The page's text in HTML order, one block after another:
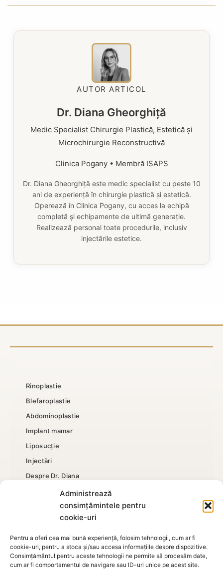
Administrează
consimțămintele pentru
cookie-uri
Pentru a oferi cea mai bună experiență, folosim tehnologii, cum ar fi
cookie-uri, pentru a stoca și/sau accesa informațiile despre dispozitive.
Consimțământul pentru aceste tehnologii ne permite să procesăm date,
cum ar fi comportamentul de navigare sau ID-uri unice pe acest site.
AUTOR ARTICOL
Dr. Diana Gheorghiță
Medic Specialist Chirurgie Plastică, Estetică și
Microchirurgie Reconstructivă
Clinica Pogany • Membră ISAPS
Dr. Diana Gheorghiță este medic specialist cu peste 10
ani de experiență în chirurgie plastică și estetică.
Operează în Clinica Pogany, cu acces la echipă
completă și echipamente de ultimă generație.
Realizează personal toate procedurile, inclusiv
injectările estetice.
Rinoplastie
Blefaroplastie
Abdominoplastie
Implant mamar
Liposucție
Injectări
Despre Dr. Diana
Mărire penis
Politica de
confidențialitate,Termeni si condiții,Contact-